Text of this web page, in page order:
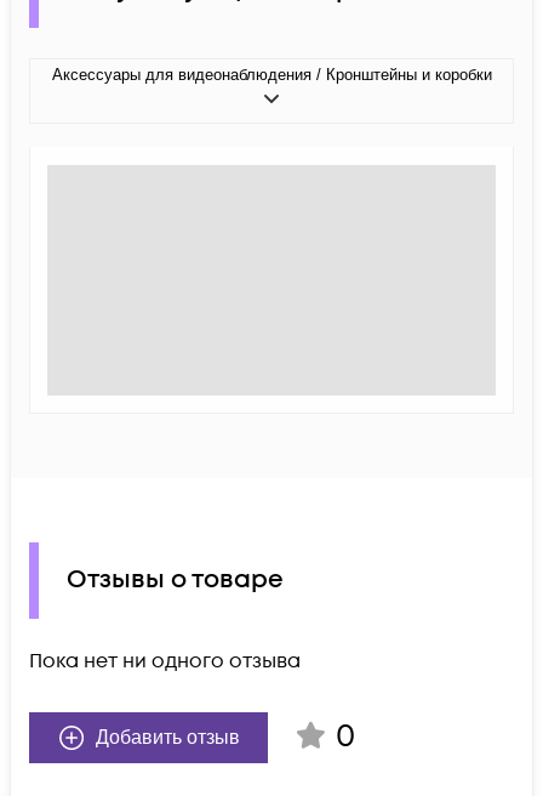
Аксессуары для видеонаблюдения / Кронштейны и коробки
Отзывы о товаре
Пока нет ни одного отзыва
Добавить отзыв 0